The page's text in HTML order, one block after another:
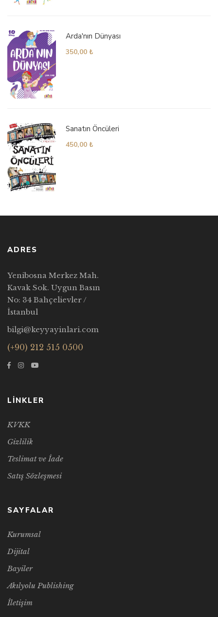
Arda'nın Dünyası
350,00 ₺
Sanatın Öncüleri
450,00 ₺
ADRES
Yenibosna Merkez Mah.
Kavak Sok. Uygun Basın
No: 34 Bahçelievler /
İstanbul
bilgi@keyyayinlari.com
(+90) 212 515 0500
LİNKLER
KVKK
Gizlilik
Teslimat ve İade
Satış Sözleşmesi
SAYFALAR
Kurumsal
Dijital
Bayiler
Akılyolu Publishing
İletişim